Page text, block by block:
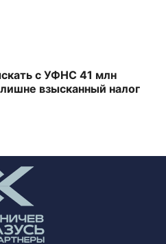
с УФНС 41 млн
взысканный налог